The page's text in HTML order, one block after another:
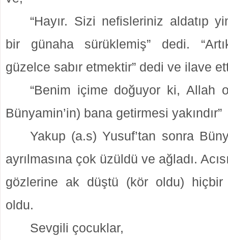
“Hayır. Sizi nefisleriniz aldatıp
bir günaha sürüklemiş” dedi.
güzelce sabır etmektir” dedi ve ilave
“Benim içime doğuyor ki, Allah
Bünyamin’in) bana getirmesi yakındır”
Yakup (a.s) Yusuf’tan sonra
ayrılmasına çok üzüldü ve ağladı.
gözlerine ak düştü (kör oldu) hiçbir
oldu.
Sevgili çocuklar,